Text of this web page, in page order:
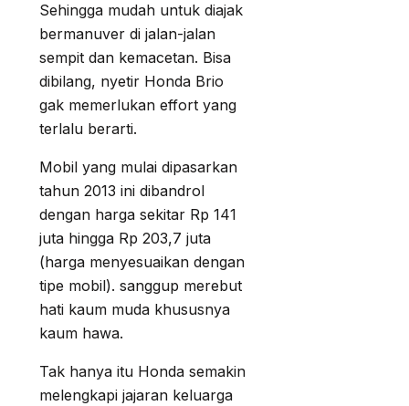
Sehingga mudah untuk diajak
bermanuver di jalan-jalan
sempit dan kemacetan. Bisa
dibilang, nyetir Honda Brio
gak memerlukan effort yang
terlalu berarti.
Mobil yang mulai dipasarkan
tahun 2013 ini dibandrol
dengan harga sekitar Rp 141
juta hingga Rp 203,7 juta
(harga menyesuaikan dengan
tipe mobil). sanggup merebut
hati kaum muda khususnya
kaum hawa.
Tak hanya itu Honda semakin
melengkapi jajaran keluarga